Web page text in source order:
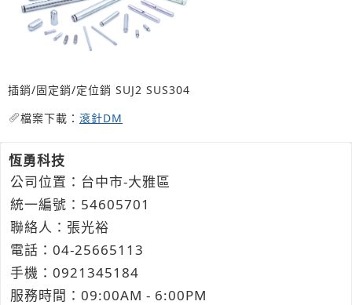
插銷/固定銷/定位銷 SUJ2 SUS304
檔案下載： 滾針DM
恆勇科技
公司位置：台中市-大雅區
統一編號：54605701
聯絡人：張光裕
電話： 04-25665113
手機： 0921 345184
服務時間：09:00AM - 6:00PM